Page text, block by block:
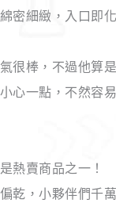
密細緻，入口即
很棒，不過他算
心一點，不然容
熱賣商品之一！
乾，小夥伴們千